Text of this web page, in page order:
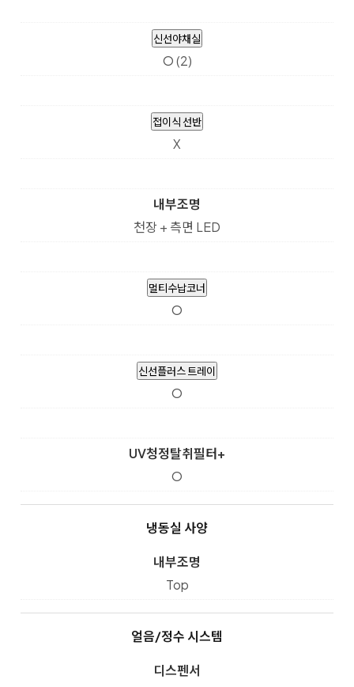
신선야채실
O (2)
접이식 선반
X
내부조명
천장 + 측면 LED
멀티수납코너
O
신선플러스 트레이
O
UV청정탈취필터+
O
냉동실 사양
내부조명
Top
얼음/정수 시스템
디스펜서